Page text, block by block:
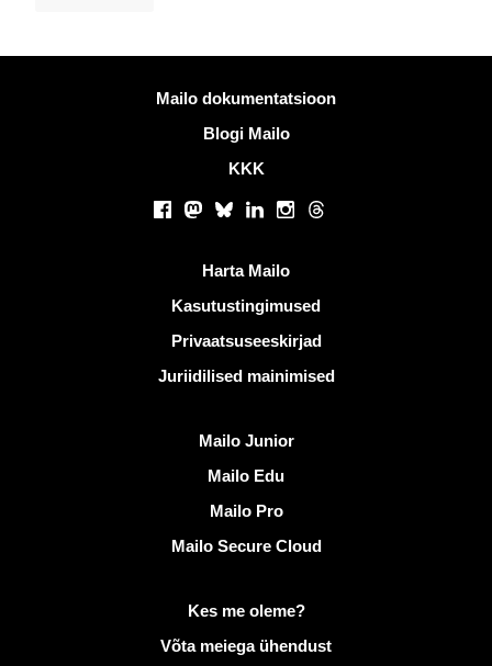
Rohkem informatsiooniMailo dokumentatsioon
Blogi Mailo
KKK
Sotsiaalsed võrgustikud
Facebook
Mastodon
BlueskyLinkedInInstagram
Threads
Harta Mailo
Kasutustingimused
Privaatsuseeskirjad
Juriidilised mainimised
Mailo Junior
Mailo Edu
Mailo Pro
Mailo Secure Cloud
Lisateave saidil MailoKes me oleme?
Võta meiega ühendust